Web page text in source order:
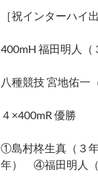
［祝インターハイ出
400mH 福田明人（
八種競技 宮地佑一
４×400mR 優勝
①島村柊生真（３
年） ④福田明人（